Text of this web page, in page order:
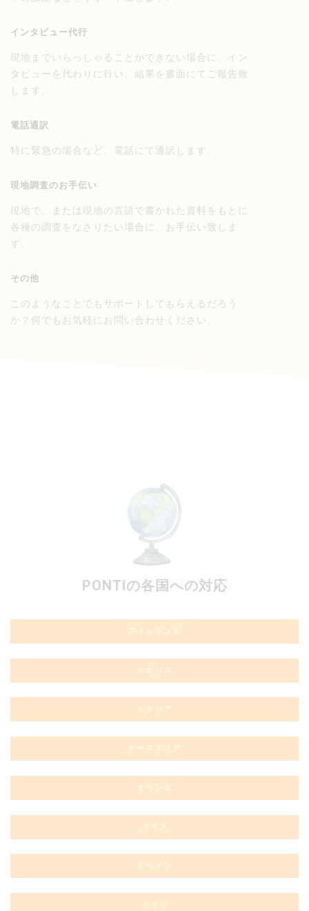
インタビュー代行
現地までいらっしゃることができない場合に、イン
タビューを代わりに行い、結果を書面にてご報告致
します。
電話通訳
特に緊急の場合など、電話にて通訳します。
現地調査のお手伝い
現地で、または現地の言語で書かれた資料をもとに
各種の調査をなさりたい場合に、お手伝い致しま
す。
その他
このようなことでもサポートしてもらえるだろう
か？何でもお気軽にお問い合わせください。
PONTIの各国への対応
アイルランド
イギリス
イタリア
オーストリア
オランダ
スイス
スペイン
ドイツ